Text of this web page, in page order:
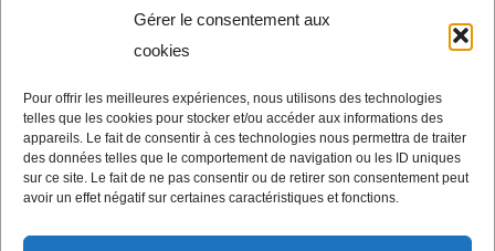
Gérer le consentement aux
cookies
Pour offrir les meilleures expériences, nous utilisons des technologies
telles que les cookies pour stocker et/ou accéder aux informations des
appareils. Le fait de consentir à ces technologies nous permettra de traiter
des données telles que le comportement de navigation ou les ID uniques
sur ce site. Le fait de ne pas consentir ou de retirer son consentement peut
avoir un effet négatif sur certaines caractéristiques et fonctions.
confidentialité.